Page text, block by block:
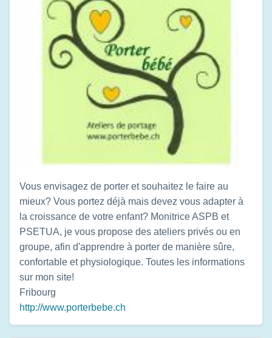
Vous envisagez de porter et souhaitez le faire au
mieux? Vous portez déjà mais devez vous adapter à
la croissance de votre enfant? Monitrice ASPB et
PSETUA, je vous propose des ateliers privés ou en
groupe, afin d'apprendre à porter de manière sûre,
confortable et physiologique. Toutes les informations
sur mon site!
Fribourg
http://www.porterbebe.ch